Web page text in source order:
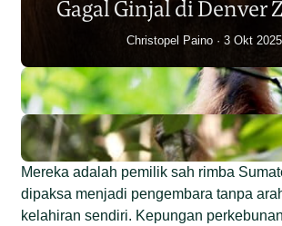
Gagal Ginjal di Denver
Christopel Paino 3 Okt 2025
Mereka adalah pemilik sah rimba
dipaksa menjadi pengembara tanpa
kelahiran sendiri. Kepungan